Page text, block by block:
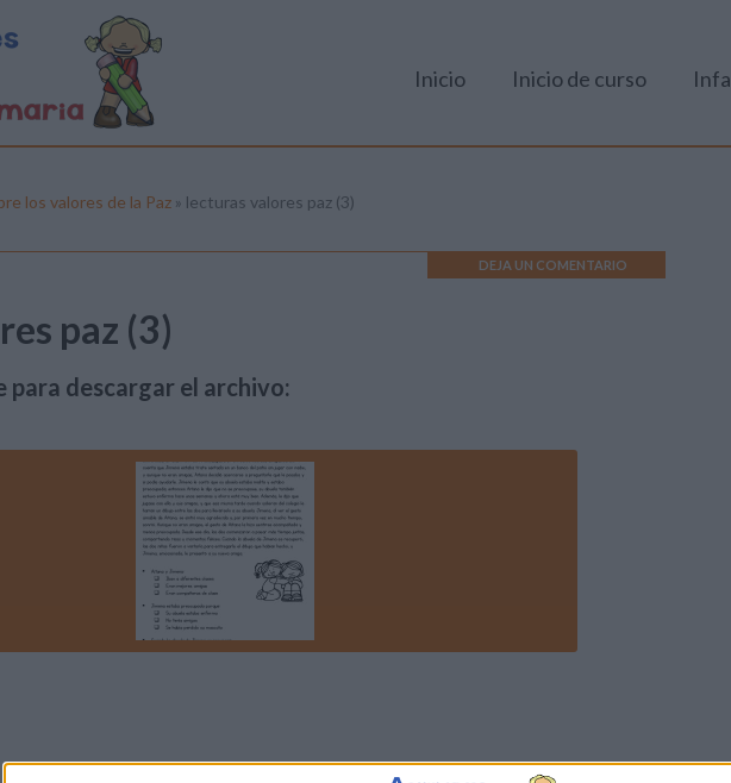
Inicio Inicio de curso
los valores de la Paz » lecturas valores paz (3)
DEJA UN COMENTARIO
paz (3)
para descargar el archivo: